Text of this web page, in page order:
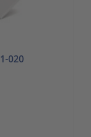
020